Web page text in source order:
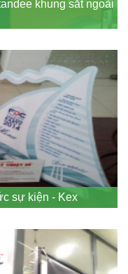
khung sắt ngoài
sự kiện - Kex